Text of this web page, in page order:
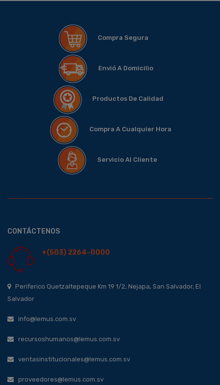
Compra Segura
Envió A Domicilio
Productos De Calidad
Compra A Cualquier Hora
Servicio Al Cliente
CONTÁCTENOS
+(503) 2264-0000
Periferico Quetzaltepeque Km 19 1/2, Nejapa, San Salvador, El
Salvador
info@lemus.com.sv
recursoshumanos@lemus.com.sv
ventasinstitucionales@lemus.com.sv
proveedores@lemus.com.sv